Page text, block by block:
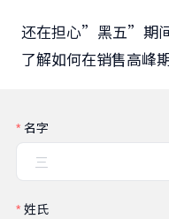
还在担心”黑五”期间
了解如何在销售高峰
名字
姓氏